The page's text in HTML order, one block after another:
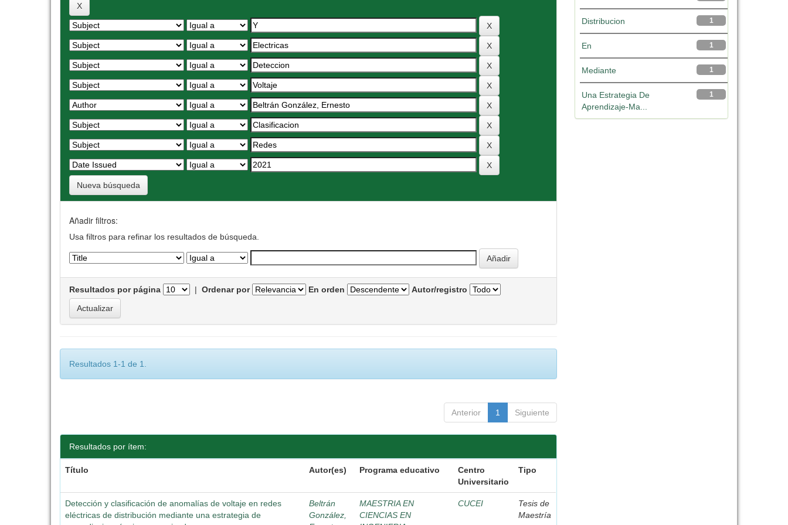
Nueva búsqueda
Añadir filtros:
Usa filtros para refinar los resultados de búsqueda.
Resultados por página | Ordenar por En orden Autor/registro
Resultados 1-1 de 1.
Anterior 1 Siguiente
Resultados por ítem:
Título Autor(es) Programa educativo
Centro
Universitario
Tipo
Detección y clasificación de anomalías de voltaje en redes
eléctricas de distribución mediante una estrategia de
Beltrán
González,
MAESTRIA EN
CIENCIAS EN
CUCEI
Tesis de
Maestría
1
Distribucion
1
En
1
Mediante
1
Una Estrategia De
Aprendizaje-Ma...